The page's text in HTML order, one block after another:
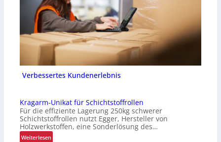
Verbessertes Kundenerlebnis
Kragarm-Unikat für Schichtstoffrollen
Für die effiziente Lagerung 250kg schwerer
Schichtstoffrollen nutzt Egger, Hersteller von
Holzwerkstoffen, eine Sonderlösung des…
Weiterlesen: